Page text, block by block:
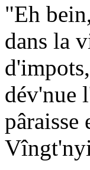
"Eh
dans la
dév'nue